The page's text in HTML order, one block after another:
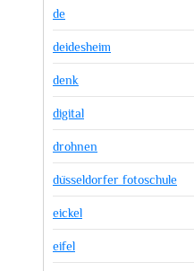
de
deidesheim
denk
digital
drohnen
düsseldorfer fotoschule
eickel
eifel